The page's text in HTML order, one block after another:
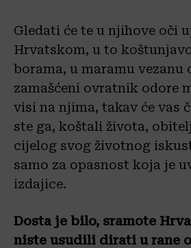
Gledati će te u njihove oči
Hrvatskom, u to
borama, u maramu vezanu
zamašćeni ovratnik odore
visi na njima, takav će vas
ste ga, koštali života,
cijelog svog životnog
samo za opasnost koja je
izdajice.
Dosta je bilo, sramote
niste usudili dirati u rane